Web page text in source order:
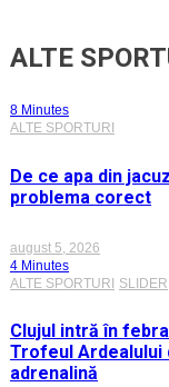
ALTE
8 Minutes
ALTE SPORTURI
De ce apa din
problema corect
august 5, 2026
4 Minutes
ALTE SPORTURI SLIDER
Clujul intră în
Trofeul Ardealului
adrenalină